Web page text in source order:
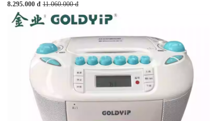
8.295.000 đ 11.060.000 đ